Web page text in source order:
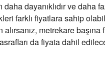
daha dayanıklıdır ve daha
farklı fiyatlara sahip
alırsanız, metrekare
da fiyata dahil